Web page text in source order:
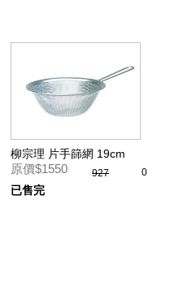
柳宗理 片手篩網 19cm
原價$1550 927 0
已售完